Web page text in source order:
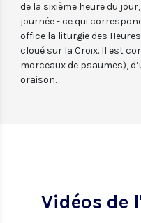
de la sixième heure du
journée - ce qui
office la liturgie des
cloué sur la Croix. Il est
morceaux de psaumes),
oraison.
Vidéos de